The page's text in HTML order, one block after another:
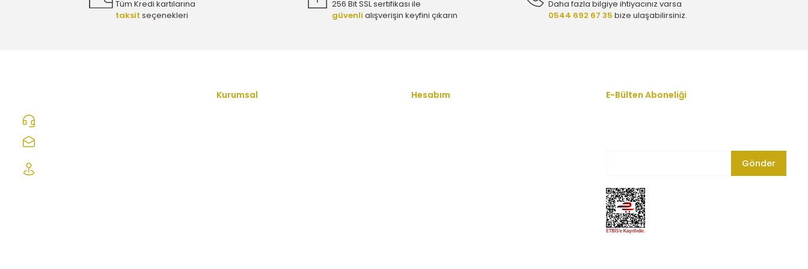
OPEL ASTRA K ARKA DİNGİL BAĞINTI BURCU LEMFÖRDER MARKA 423062-13332257
Tüm Kredi kartılarına
taksit seçenekleri
256 Bit SSL sertifikası ile
güvenli alışverişin keyfini çıkarın
Daha fazla bilgiye ihtiyacınız varsa
0544 692 67 35 bize ulaşabilirsiniz.
Kurumsal Hesabım E-Bülten Aboneliği
Gönder